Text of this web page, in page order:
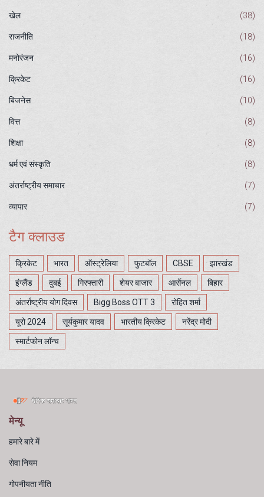
खेल (38)
राजनीति (18)
मनोरंजन (16)
क्रिकेट (16)
बिजनेस (10)
वित्त (8)
शिक्षा (8)
धर्म एवं संस्कृति (8)
अंतर्राष्ट्रीय समाचार (7)
व्यापार (7)
टैग क्लाउड
क्रिकेट भारत ऑस्ट्रेलिया फुटबॉल CBSE झारखंड
इंग्लैंड दुबई गिरफ्तारी शेयर बाजार आर्सेनल बिहार
अंतर्राष्ट्रीय योग दिवस Bigg Boss OTT 3 रोहित शर्मा
यूरो 2024 सूर्यकुमार यादव भारतीय क्रिकेट नरेंद्र मोदी
स्मार्टफोन लॉन्च
मेन्यू
हमारे बारे में
सेवा नियम
गोपनीयता नीति